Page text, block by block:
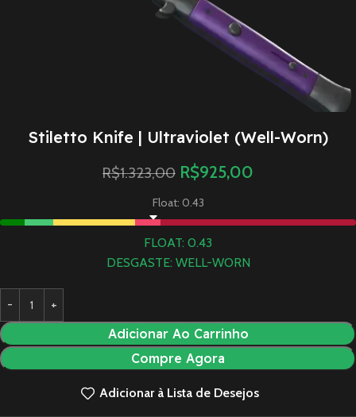
Stiletto Knife | Ultraviolet (Well-Worn)
R$1.323,00 R$925,00
Float: 0.43
FLOAT: 0.43
DESGASTE: WELL-WORN
Adicionar Ao Carrinho
Compre Agora
Adicionar à Lista de Desejos